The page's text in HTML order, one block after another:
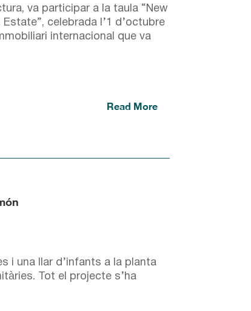
va participar a la taula “New
Estate”, celebrada l’1 d’octubre
internacional que va
Read More
i una llar d’infants a la planta
Tot el projecte s’ha